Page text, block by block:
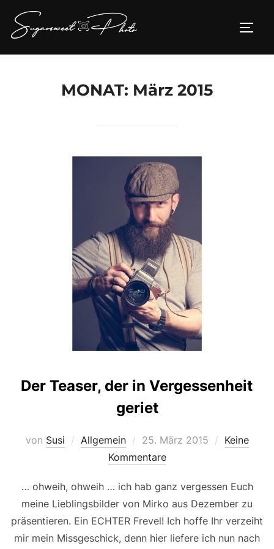
Inhalt
springen
MONAT: März 2015
Der Teaser, der in Vergessenheit
geriet
von Susi Allgemein
Veröffentlicht
am
25. März 2015
Keine
Kommentare
… ohweih, ohweih … ich hab ganz vergessen Euch
meine Lieblingsbilder von Mirko aus Dezember zu
präsentieren. Ein ECHTER Frevel! Ich hoffe Ihr verzeiht
mir mein Missgeschick, denn hier liefere ich nun nach